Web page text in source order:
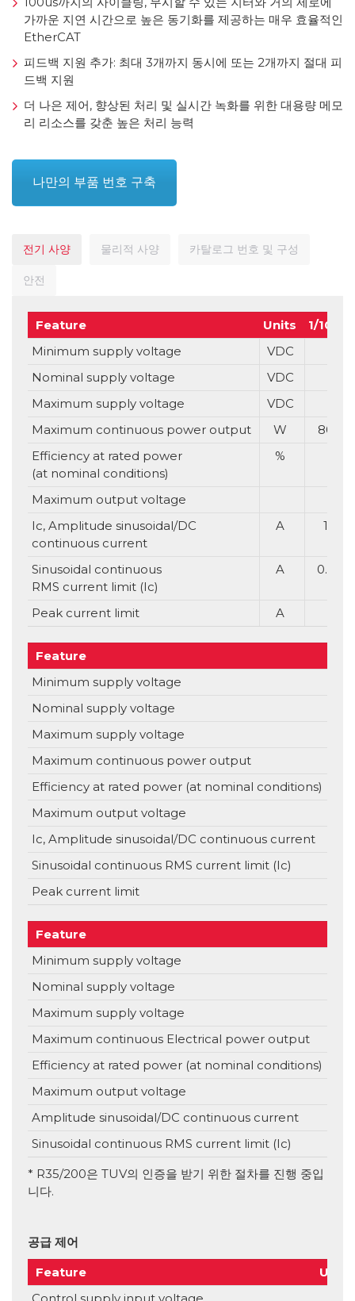
가까운 지연 시간으로 높은 동기화를 제공하는 매우 효율적인
EtherCAT
피드백 지원 추가: 최대 3개까지 동시에 또는 2개까지 절대 피
드백 지원
더 나은 제어, 향상된 처리 및 실시간 녹화를 위한 대용량 메모
리 리소스를 갖춘 높은 처리 능력
나만의 부품 번호 구축
전기 사양 물리적 사양 카탈로그 번호 및 구성
안전
Feature Units 1/100
Minimum supply voltage
VDC
Nominal supply voltage
VDC
Maximum supply voltage
VDC
Maximum continuous power output
W 80
Efficiency at rated power
(at nominal conditions)
%
Maximum output voltage
Ic, Amplitude sinusoidal/DC
continuous current
A 1
Sinusoidal continuous
RMS current limit (Ic)
A 0.7
Peak current limit A
Feature
Minimum supply voltage
Nominal supply voltage
Maximum supply voltage
Maximum continuous power output
Efficiency at rated power (at nominal conditions)
Maximum output voltage
Ic, Amplitude sinusoidal/DC continuous current
Sinusoidal continuous RMS current limit (Ic)
Peak current limit
Feature
Minimum supply voltage
Nominal supply voltage
Maximum supply voltage
Maximum continuous Electrical power output
Efficiency at rated power (at nominal conditions)
Maximum output voltage
Amplitude sinusoidal/DC continuous current
Sinusoidal continuous RMS current limit (Ic)
* R35/200은 TUV의 인증을 받기 위한 절차를 진행 중입
니다.
공급 제어
Feature
Units